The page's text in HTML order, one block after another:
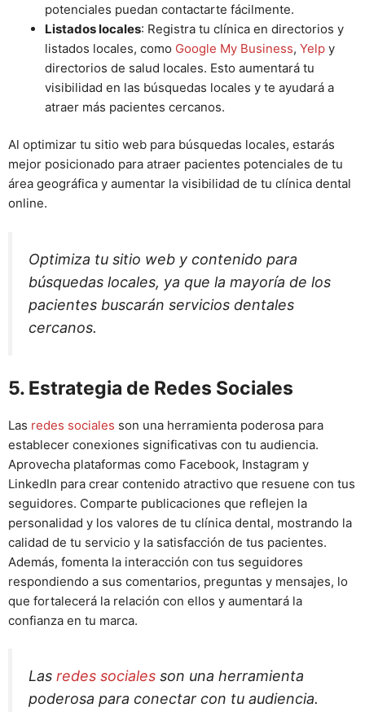
potenciales puedan contactarte fácilmente.
Listados locales: Registra tu clínica en directorios y
listados locales, como Google My Business, Yelp y
directorios de salud locales. Esto aumentará tu
visibilidad en las búsquedas locales y te ayudará a
atraer más pacientes cercanos.
Al optimizar tu sitio web para búsquedas locales, estarás
mejor posicionado para atraer pacientes potenciales de tu
área geográfica y aumentar la visibilidad de tu clínica dental
online.
Optimiza tu sitio web y contenido para
búsquedas locales, ya que la mayoría de los
pacientes buscarán servicios dentales
cercanos.
5. Estrategia de Redes Sociales
Las redes sociales son una herramienta poderosa para
establecer conexiones significativas con tu audiencia.
Aprovecha plataformas como Facebook, Instagram y
LinkedIn para crear contenido atractivo que resuene con tus
seguidores. Comparte publicaciones que reflejen la
personalidad y los valores de tu clínica dental, mostrando la
calidad de tu servicio y la satisfacción de tus pacientes.
Además, fomenta la interacción con tus seguidores
respondiendo a sus comentarios, preguntas y mensajes, lo
que fortalecerá la relación con ellos y aumentará la
confianza en tu marca.
Las redes sociales son una herramienta
poderosa para conectar con tu audiencia.